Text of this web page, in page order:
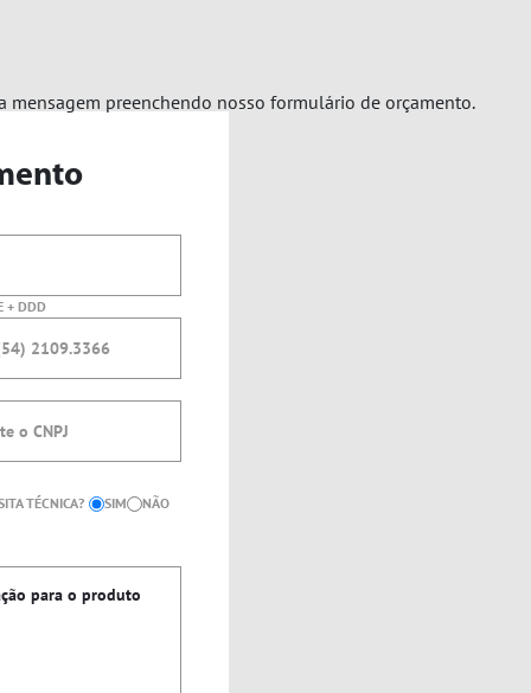
BRAÇO ARTICULADO
mensagem preenchendo nosso formulário de orçamento.
+ DDD
TÉCNICA?
SIM NÃO